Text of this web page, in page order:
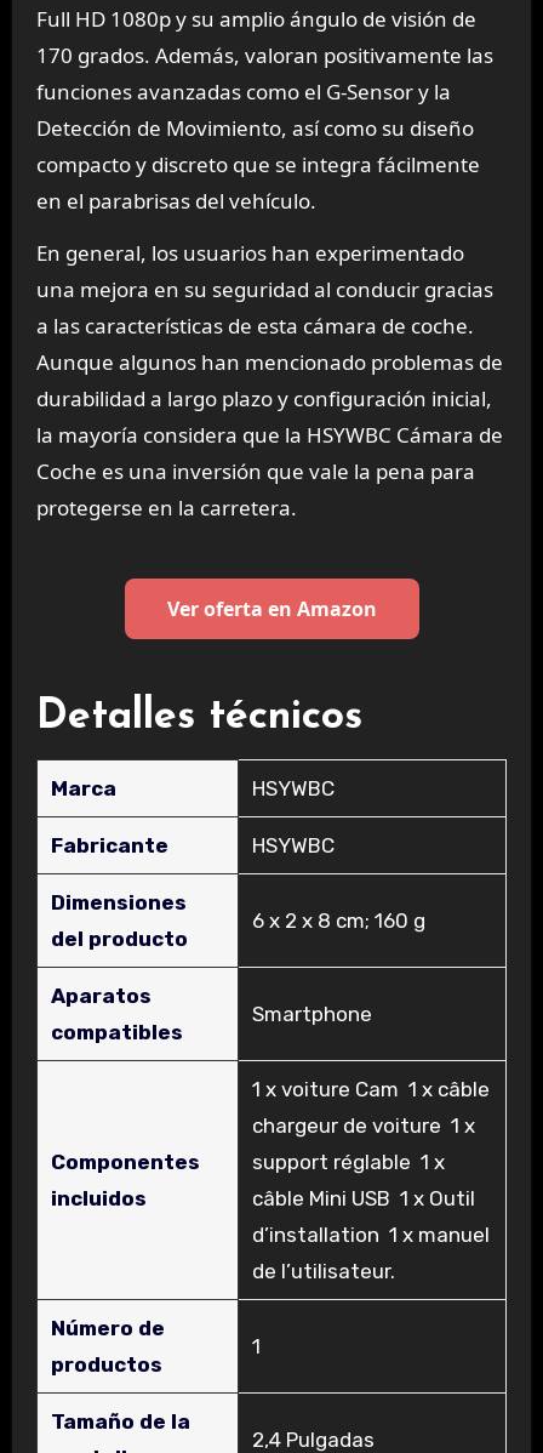
Full HD 1080p y su amplio ángulo de visión de
170 grados. Además, valoran positivamente las
funciones avanzadas como el G-Sensor y la
Detección de Movimiento, así como su diseño
compacto y discreto que se integra fácilmente
en el parabrisas del vehículo.
En general, los usuarios han experimentado
una mejora en su seguridad al conducir gracias
a las características de esta cámara de coche.
Aunque algunos han mencionado problemas de
durabilidad a largo plazo y configuración inicial,
la mayoría considera que la HSYWBC Cámara de
Coche es una inversión que vale la pena para
protegerse en la carretera.
Ver oferta en Amazon
Detalles técnicos
Marca ‎HSYWBC
Fabricante ‎HSYWBC
Dimensiones
del producto
‎6 x 2 x 8 cm; 160 g
Aparatos
compatibles
‎Smartphone
Componentes
incluidos
‎1 x voiture Cam 1 x câble
chargeur de voiture 1 x
support réglable 1 x
câble Mini USB 1 x Outil
d’installation 1 x manuel
de l’utilisateur.
Número de
productos
‎1
Tamaño de la
‎2,4 Pulgadas